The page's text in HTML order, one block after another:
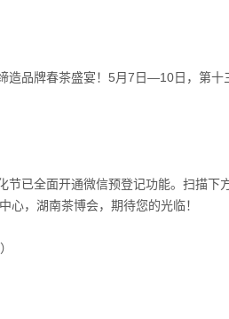
造品牌春茶盛宴！5月7日—10日，第
节已全面开通微信预登记功能。扫描
心，湖南茶博会，期待您的光临！